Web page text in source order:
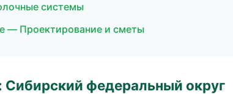
системы
— Проектирование и сметы
Сибирский федеральный округ